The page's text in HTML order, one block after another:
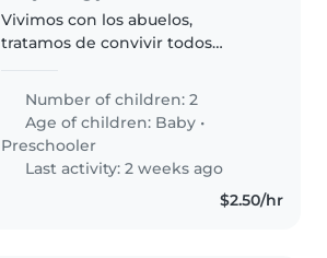
Vivimos con los abuelos,
tratamos de convivir todos
pilar fundamental, por lo que
necesitamos a alguien que nos
ayude con nuestros hijos
Number of children: 2
Age of children: Baby •
Preschooler
Last activity: 2 weeks ago
$2.50/hr